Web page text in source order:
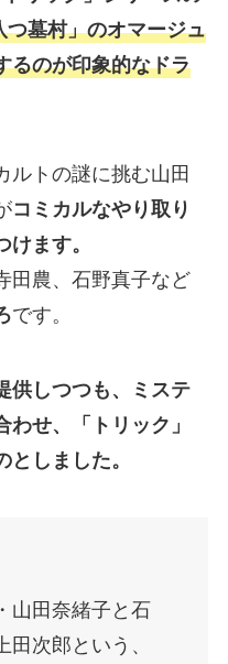
つ墓村」のオマージュ
るのが印象的なドラ
ルトの謎に挑む山田
コミカルなやり取り
ます。
田農、石野真子など
です。
供しつつも、ミステ
せ、「トリック」
しました。
山田奈緒子と石
次郎という、